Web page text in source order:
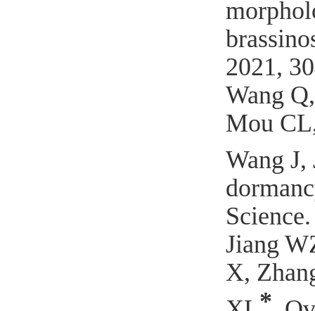
2021,
Wang
Mou
Wang
Science.
Jiang
X,
*